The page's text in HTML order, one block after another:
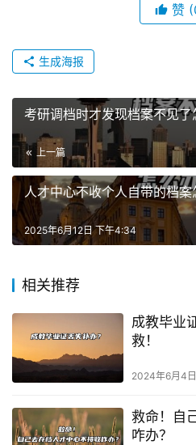
赞
生成海报
考研调档时才发现档案不见了
上一篇
人才中心不收个人自带的档案
2025年6月12日 下午4:34
相关推荐
成教毕业
救！
2024年6月4日
救命！自
咋办？